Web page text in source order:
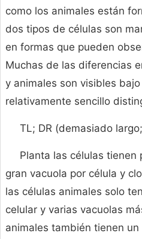
como los animales están
dos tipos de células son
en formas que pueden
Muchas de las diferencias
y animales son visibles
relativamente sencillo
TL; DR (demasiado
Planta las células tienen
gran vacuola por célula y
las células animales solo
celular y varias vacuolas
animales también tienen